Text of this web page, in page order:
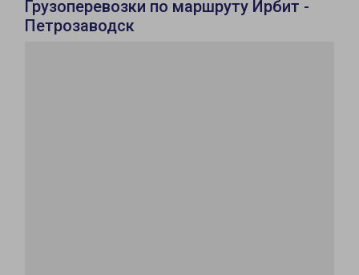
Грузоперевозки по маршруту Ирбит -
Петрозаводск